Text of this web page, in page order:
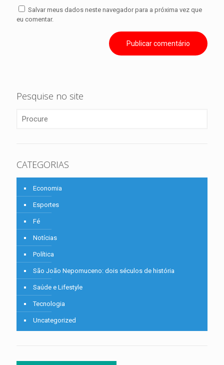
Salvar meus dados neste navegador para a próxima vez que
eu comentar.
Pesquise no site
CATEGORIAS
Economia
Esportes
Fé
Notícias
Política
São João Nepomuceno: dois séculos de história
Saúde e Lifestyle
Tecnologia
Uncategorized